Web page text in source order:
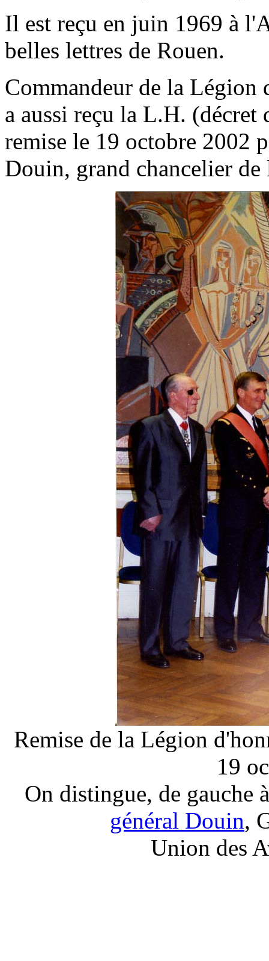
Il est reçu en juin 1969 à
belles lettres de Rouen.
Commandeur de la Légion
a aussi reçu la L.H.
remise le 19 octobre 2002
Douin, grand chancelier
Remise de la Légion
19
On distingue, de gauche
général Douin,
Union des